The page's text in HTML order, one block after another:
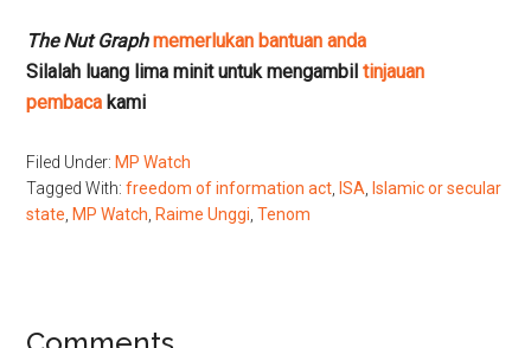
The Nut Graph memerlukan bantuan anda
Silalah luang lima minit untuk mengambiltinjauan
pembaca kami
Filed Under: MP Watch
Tagged With:freedom of information act, ISA, Islamic or secular
state, MP Watch, Raime Unggi,Tenom